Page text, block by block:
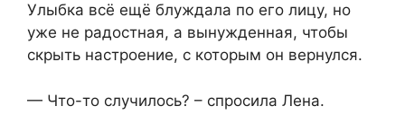
Улыбка всё ещё блуждала по его лицу, но
уже не радостная, а вынужденная, чтобы
скрыть настроение, с которым он вернулся.
— Что-то случилось? – спросила Лена.